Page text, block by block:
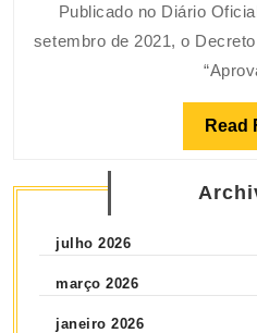
Publicado no Diário Oficial da União do dia 08 de
setembro de 2021, o
Read
julho 2026
março 2026
janeiro 2026